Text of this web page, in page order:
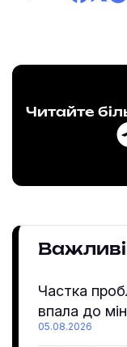
Читайте
Частка
впала до
05.08.2026